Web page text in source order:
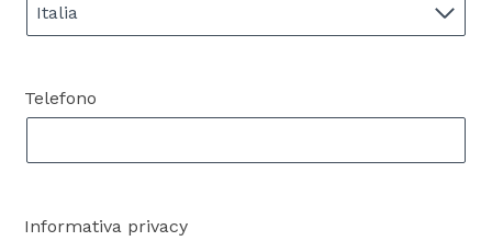
Italia
Telefono
Informativa privacy